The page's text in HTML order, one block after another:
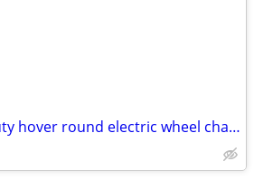
$4000 Free heavy duty hover round electric wheel chair used once